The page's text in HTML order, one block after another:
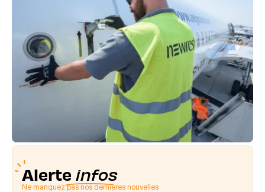
Alerte infos
Ne manquez pas nos dernières nouvelles